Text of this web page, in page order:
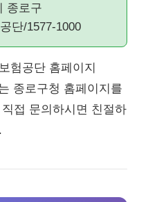
종로구
단/1577-1000
험공단 홈페이지
종로구청 홈페이지를
접 문의하시면 친절하